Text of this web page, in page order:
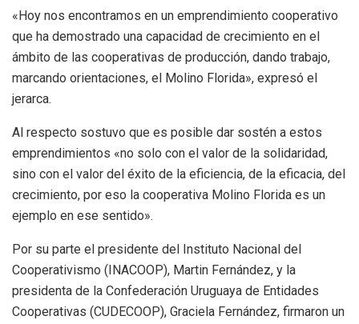
«Hoy nos encontramos en un emprendimiento cooperativo
que ha demostrado una capacidad de crecimiento en el
ámbito de las cooperativas de producción, dando trabajo,
marcando orientaciones, el Molino Florida», expresó el
jerarca.
Al respecto sostuvo que es posible dar sostén a estos
emprendimientos «no solo con el valor de la solidaridad,
sino con el valor del éxito de la eficiencia, de la eficacia, del
crecimiento, por eso la cooperativa Molino Florida es un
ejemplo en ese sentido».
Por su parte el presidente del Instituto Nacional del
Cooperativismo (INACOOP), Martin Fernández, y la
presidenta de la Confederación Uruguaya de Entidades
Cooperativas (CUDECOOP), Graciela Fernández, firmaron un